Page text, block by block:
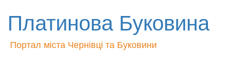
Платинова Буковина
Портал міста Чернівці та Буковини